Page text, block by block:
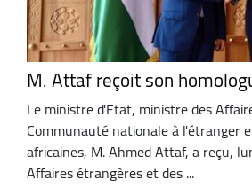
M. Attaf reçoit son
Le ministre d'Etat, ministre des
Communauté nationale à l'étranger
africaines, M. Ahmed Attaf, a reçu,
Affaires étrangères et des ...